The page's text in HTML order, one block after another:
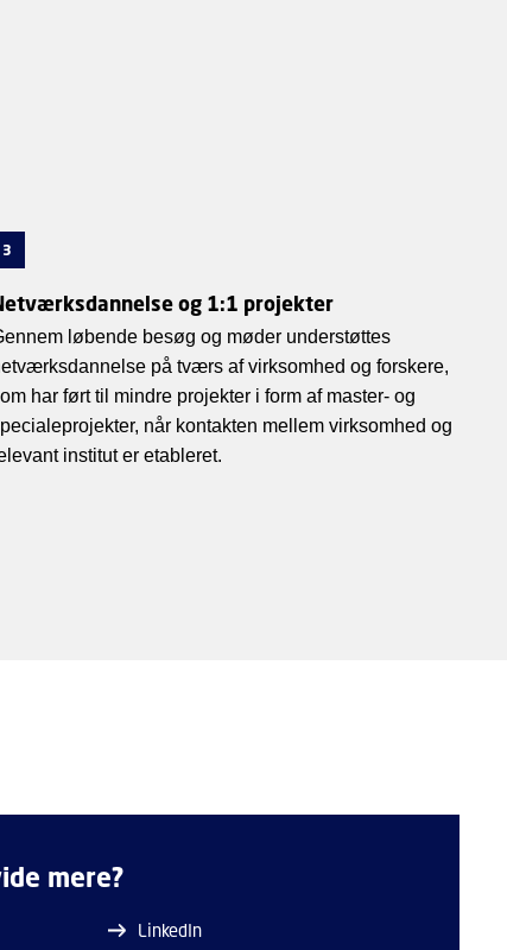
3
og 1:1 projekter
løbende besøg og møder understøttes
på tværs af virksomhed og forskere,
har ført til mindre projekter i form af master- og
når kontakten mellem virksomhed og
institut er etableret.
mere?
LinkedIn